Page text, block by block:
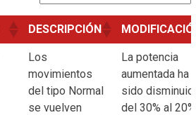
DESCRIPCIÓN
Los
movimientos
del tipo Normal
se vuelven
La potencia
aumentada ha
sido
del 30% al